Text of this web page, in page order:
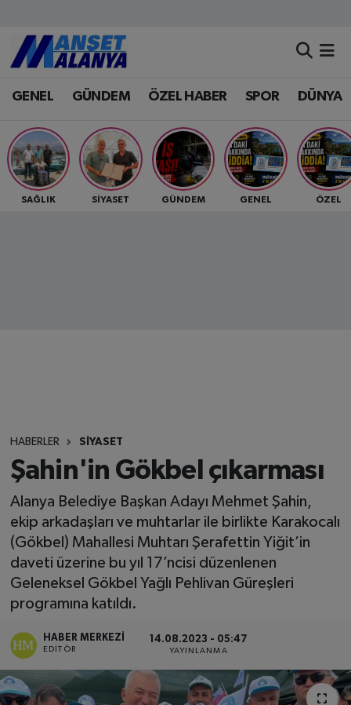
GENEL GÜNDEM ÖZEL HABER SPOR DÜNYA
SAĞLIK SİYASET GÜNDEM GENEL ÖZEL
HABERLER SİYASET
Şahin'in Gökbel çıkarması
Alanya Belediye Başkan Adayı Mehmet Şahin,
ekip arkadaşları ve muhtarlar ile birlikte Karakocalı
(Gökbel) Mahallesi Muhtarı Şerafettin Yiğit’in
daveti üzerine bu yıl 17’ncisi düzenlenen
Geleneksel Gökbel Yağlı Pehlivan Güreşleri
programına katıldı.
HABER MERKEZI
EDITÖR
14.08.2023 - 05:47
YAYINLANMA
Antalya Nöbetçi Eczaneler
Antalya Hava Durumu
Antalya Namaz Vakitleri
Antalya Trafik Yoğunluk Haritası